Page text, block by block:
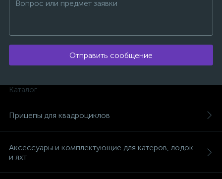
Отправить сообщение
Каталог
Прицепы для квадроциклов
Аксессуары и комплектующие для катеров, лодок
и яхт